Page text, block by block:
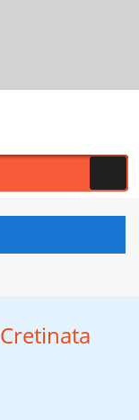
Cretinata